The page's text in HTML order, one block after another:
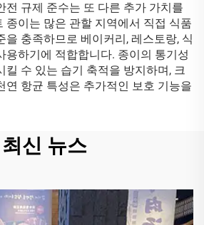
전 규제 준수는 또 다른 추가 가치를
종이는 많은 관할 지역에서 직접 식품
을 충족하므로 베이커리, 레스토랑, 식
용하기에 적합합니다. 종이의 통기성
킬 수 있는 습기 축적을 방지하며, 크
연 항균 특성은 추가적인 보호 기능을
최신 뉴스